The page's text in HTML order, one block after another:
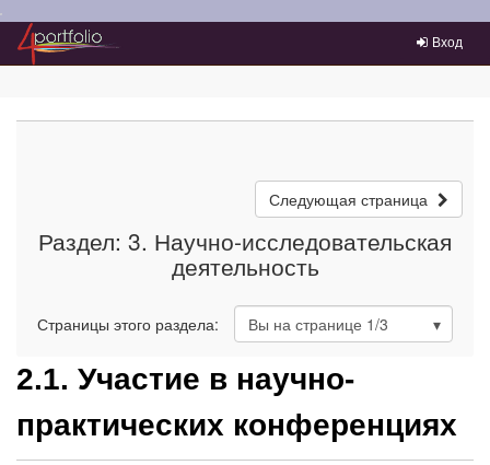
Преейти на главное меню
Вход
Следующая страница
Раздел: 3. Научно-исследовательская
деятельность
Страницы этого раздела: Вы на странице 1/3
2.1. Участие в научно-
практических конференциях